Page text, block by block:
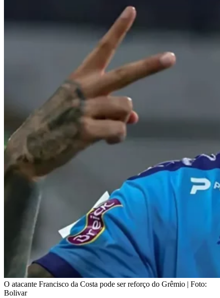
O atacante Francisco da Costa pode ser reforço do Grêmio | Foto:
Bolivar